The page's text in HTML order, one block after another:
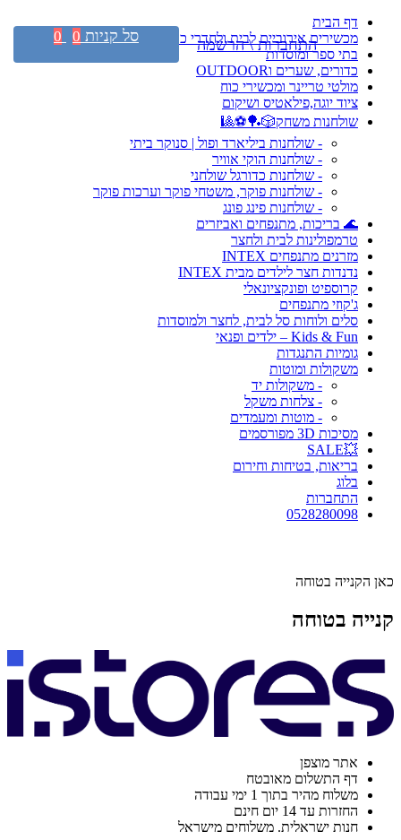
דף הבית
מכשירים אירוביים לבית ולחדרי כושר
בתי ספר ומוסדות
כדורים, שערים וOUTDOOR
מולטי טריינר ומכשירי כוח
ציוד יוגה,פילאטיס ושיקום
שולחנות משחק🎲🏓⚽🎱
- שולחנות ביליארד ופול | סנוקר ביתי
- שולחנות הוקי אוויר
- שולחנות כדורגל שולחני
- שולחנות פוקר, משטחי פוקר וערכות פוקר
- שולחנות פינג פונג
🌊 בריכות, מתנפחים ואביזרים
טרמפולינות לבית ולחצר
מזרנים מתנפחים INTEX
נדנדות חצר לילדים מבית INTEX
קרוספיט ופונקציונאלי
ג'קוזי מתנפחים
סלים ולוחות סל לבית, לחצר ולמוסדות
Kids & Fun – ילדים ופנאי
גומיות התנגדות
משקולות ומוטות
- משקולות יד
- צלחות משקל
- מוטות ומעמדים
מסיכות 3D מפורסמים
💥SALE
בריאות, בטיחות וחירום
בלוג
התחברות
0528280098
כאן הקנייה בטוחה
קנייה בטוחה
אתר מוצפן
דף התשלום מאובטח
משלוח מהיר בתוך 1 ימי עבודה
החזרות עד 14 יום חינם
חנות ישראלית. משלוחים מישראל
התחברות \ הרשמה סל קניות 0
0